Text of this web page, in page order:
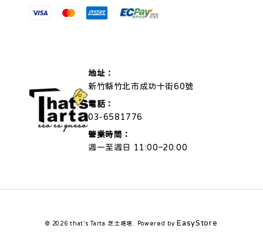
地址：
新竹縣竹北市成功十街60號
電話：
03-6581776
營業時間：
週一至週日 11:00–20:00
© 2026 that's Tarta 芝士塔塔. Powered by EasyStore